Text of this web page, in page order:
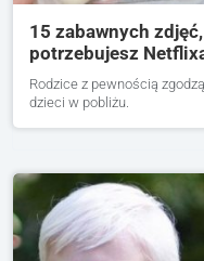
15 zabawnych
potrzebujesz
Rodzice z pewnością
dzieci w pobliżu.